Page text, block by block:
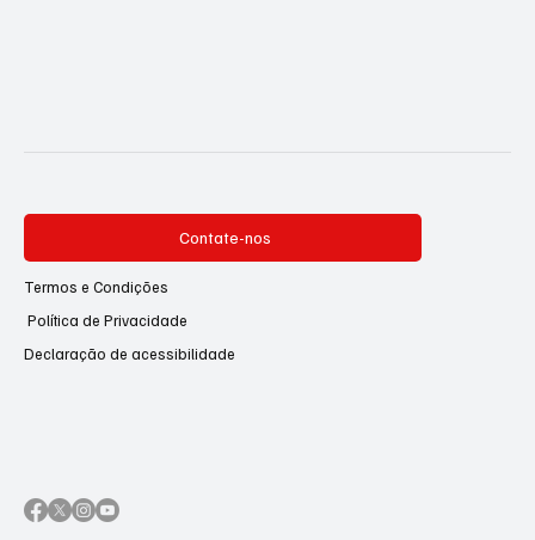
Contate-nos
Termos e Condições
Política de Privacidade
Declaração de acessibilidade